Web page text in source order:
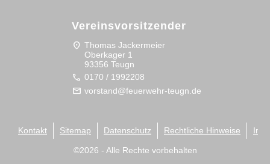
Vereinsvorsitzender
location_on Thomas Jackermeier
Oberkager 1
93356 Teugn
call 0170 / 1992208
mail vorstand@feuerwehr-teugn.de
©2026 - Alle Rechte vorbehalten
Kontakt Sitemap Datenschutz Rechtliche Hinweise